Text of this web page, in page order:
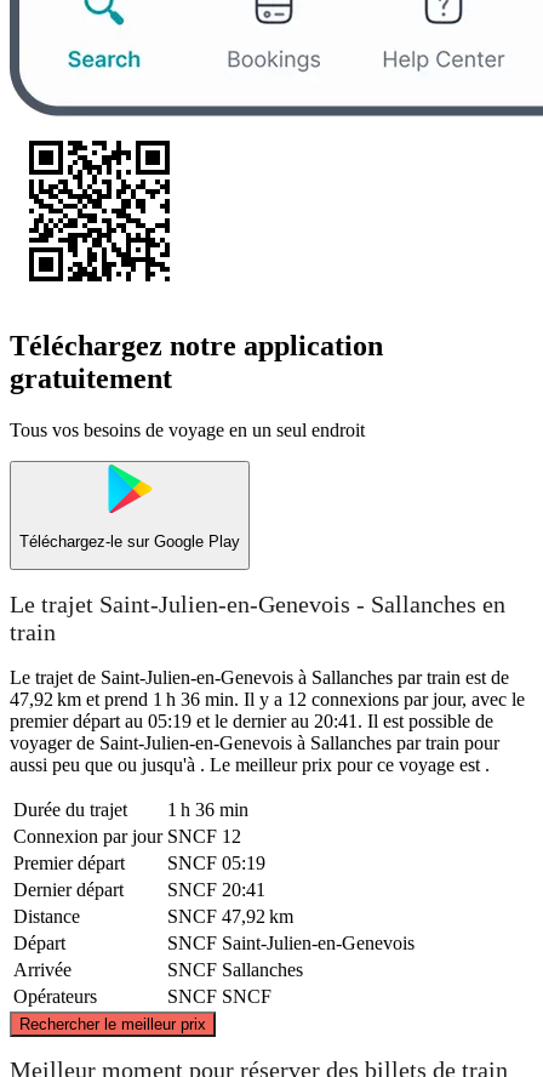
Téléchargez notre application
gratuitement
Tous vos besoins de voyage en un seul endroit
Téléchargez-le sur Google Play
Le trajet Saint-Julien-en-Genevois - Sallanches en
train
Le trajet de Saint-Julien-en-Genevois à Sallanches par train est de
47,92 km et prend 1 h 36 min. Il y a 12 connexions par jour, avec le
premier départ au 05:19 et le dernier au 20:41. Il est possible de
voyager de Saint-Julien-en-Genevois à Sallanches par train pour
aussi peu que ou jusqu'à . Le meilleur prix pour ce voyage est .
Durée du trajet
1 h 36 min
Connexion par jour SNCF 12
Premier départ
SNCF 05:19
Dernier départ
SNCF 20:41
Distance
SNCF 47,92 km
Départ
SNCF Saint-Julien-en-Genevois
Arrivée
SNCF Sallanches
Opérateurs
SNCF SNCF
Rechercher le meilleur prix
Julien-en-Genevois
Meilleur moment pour réserver des billets de train